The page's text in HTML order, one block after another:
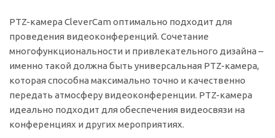
PTZ-камера CleverCam оптимально подходит для
проведения видеоконференций. Сочетание
многофункциональности и привлекательного дизайна –
именно такой должна быть универсальная PTZ-камера,
которая способна максимально точно и качественно
передать атмосферу видеоконференции. PTZ-камера
идеально подходит для обеспечения видеосвязи на
конференциях и других мероприятиях.